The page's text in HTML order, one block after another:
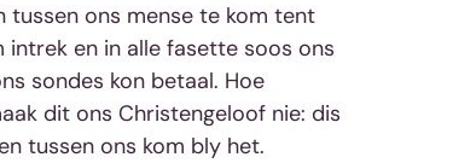
tussen ons mense te kom tent
en in alle fasette soos ons
sondes kon betaal. Hoe
dit ons Christengeloof nie: dis
tussen ons kom bly het.